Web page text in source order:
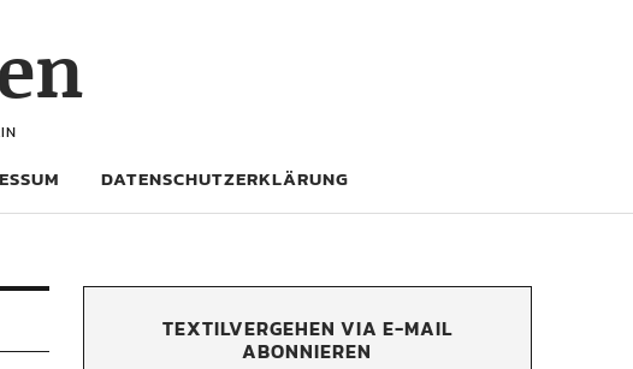
DATENSCHUTZERKLÄRUNG
TEXTILVERGEHEN VIA E-MAIL
ABONNIEREN